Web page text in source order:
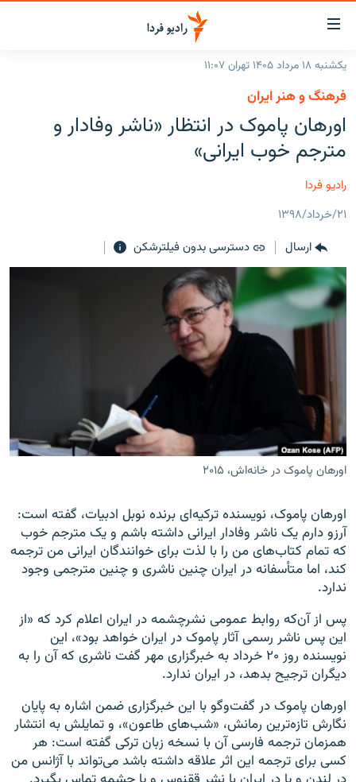
لینک‌های
قابلیت
دسترسی
بازگشت
بازگشت
منوی
اصلی
رفتن
به
صفحه
صفحه اصلی
جهان
فرکانس‌ها
پادکست
چندرسانه‌ای
گزارش‌های تصویری
گزارش‌های ویدئویی
زنان فردا
English
زبان‌های دیگر
یکشنبه ۱۸ مرداد ۱۴۰۵ تهران ۱۱:۰۷
فرهنگ و هنر ایران
اورهان پاموک در انتظار «ناشر وفادار و
مترجم خوب ایرانی»
رادیو فردا
۲۱/خرداد/۱۳۹۸
ارسال
دسترسی بدون فیلترشکن
اورهان پاموک در خانه‌اش، ۲۰۱۵
اورهان پاموک، نویسنده ترکیه‌ای برنده نوبل ادبیات، گفته است:
آرزو دارم یک ناشر وفادار ایرانی داشته باشم و یک مترجم خوب
که تمام کتاب‌های من را با لذت برای خوانندگان ایرانی من ترجمه
کند، اما متأسفانه در ایران چنین ناشری و چنین مترجمی وجود
ندارد.
پس از آن‌که روابط عمومی نشرچشمه در ایران اعلام کرد که «از
این پس ناشر رسمی آثار پاموک در ایران خواهد بود»، این
نویسنده روز ۲۰ خرداد به خبرگزاری مهر گفت ناشری که آن را به
دیگران ترجیح بدهد، در ایران ندارد.
اورهان پاموک در گفت‌وگو با این خبرگزاری ضمن اشاره به پایان
نگارش تازه‌ترین رمانش، «شب‌های طاعون»، و تمایلش به انتشار
همزمان ترجمه فارسی آن با نسخه زبان ترکی گفته است: هر
کسی برای ترجمه این اثر علاقه داشته باشد می‌تواند با آژانس من